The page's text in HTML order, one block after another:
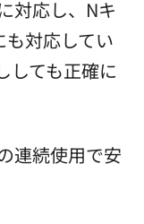
対応し、Nキ
も対応してい
しても正確に
連続使用で安